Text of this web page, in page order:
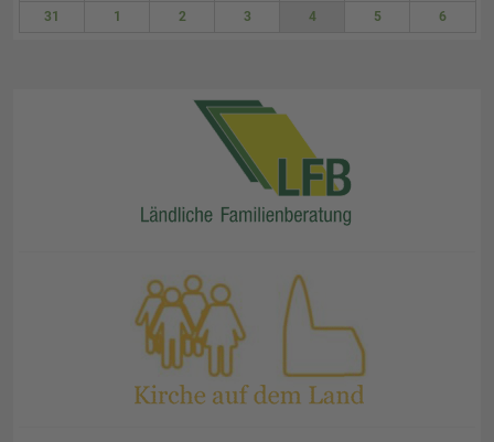
31
1 2 3 4 5 6